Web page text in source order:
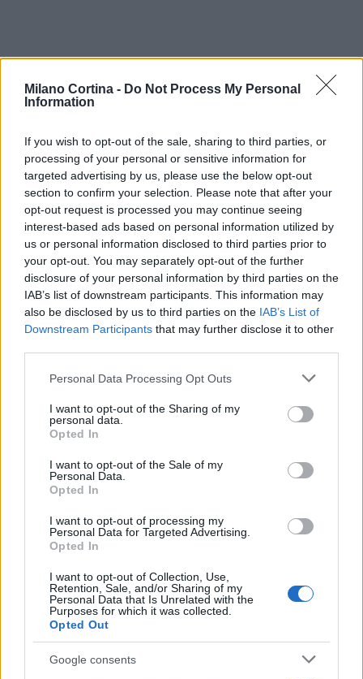
Milano Cortina - Do Not Process My Personal
Information
If you wish to opt-out of the sale, sharing to third parties, or
processing of your personal or sensitive information for
targeted advertising by us, please use the below opt-out
section to confirm your selection. Please note that after your
opt-out request is processed you may continue seeing
interest-based ads based on personal information utilized by
us or personal information disclosed to third parties prior to
your opt-out. You may separately opt-out of the further
disclosure of your personal information by third parties on the
IAB’s list of downstream participants. This information may
also be disclosed by us to third parties on the IAB’s List of
Downstream Participants that may further disclose it to other
Please note that this website/app uses one or more Google
not limited to your visit or usage behaviour. You may click to
grant or deny consent to Google and its third-party tags to
use your data for below specified purposes in below Google
consent section.
Personal Data Processing Opt Outs
I want to opt-out of the Sharing of my
personal data.
Opted In
I want to opt-out of the Sale of my
Personal Data.
Opted In
I want to opt-out of processing my
Personal Data for Targeted Advertising.
Opted In
I want to opt-out of Collection, Use,
Retention, Sale, and/or Sharing of my
Personal Data that Is Unrelated with the
Purposes for which it was collected.
Opted Out
Google consents
AiAdhubMedia
MILANOCORTINA26 (I LUOGHI)